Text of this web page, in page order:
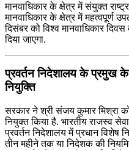
मानवाधिकार के क्षेत्र में संयुक्त
मानवाधिकार के क्षेत्र में महत्वपूर्ण
दिसंबर को विश्व मानवाधिकार
दिया जाएगा.
प्रवर्तन निदेशालय के प्रमुख
नियुक्ति
सरकार ने श्री संजय कुमार मिश्रा
नियुक्‍त किया है. भारतीय राजस्‍व
प्रवर्तन निदेशालय में प्रधान विशेष
तीन महीने तक या निदेशक की